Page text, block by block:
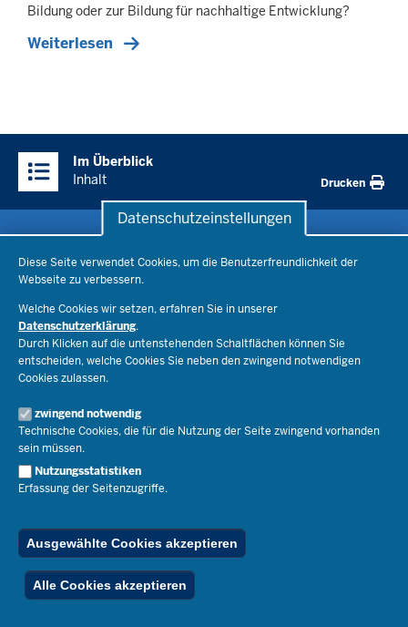
Datenschutzeinstellungen
Diese Seite verwendet Cookies, um die Benutzerfreundlichkeit der
Webseite zu verbessern.
Welche Cookies wir setzen, erfahren Sie in unserer
Datenschutzerklärung.
Durch Klicken auf die untenstehenden Schaltflächen können Sie
entscheiden, welche Cookies Sie neben den zwingend notwendigen
Cookies zulassen.
zwingend notwendig
Technische Cookies, die für die Nutzung der Seite zwingend vorhanden
sein müssen.
Nutzungsstatistiken
Erfassung der Seitenzugriffe.
Ausgewählte Cookies akzeptieren
Alle Cookies akzeptieren
Bildung oder zur Bildung für nachhaltige Entwicklung?
Weiterlesen
Inhalte
Im Überblick
Inhalt
Drucken
Bildungsthemen
Lehrkräfte
Recht
Schulleben
Ministerium
Ministerin Dorothee Feller
Staatssekretär Dr. Urban Mauer
Open Government
Bibliothek
Geschäftsbereich
Presse
Pressefotos
Social Media
Pressekontakt
Service
Schule(n) suchen
Kontakt
Der Weg zu uns
Publikationen
RSS-Feed
Ferienordnung
© 2026 Bildungsportal NRW
Below
Footer
Menu
Inhalt Impressum Datenschutz